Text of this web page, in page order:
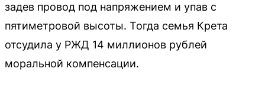
задев провод под напряжением и упав с
пятиметровой высоты. Тогда семья Крета
отсудила у РЖД 14 миллионов рублей
моральной компенсации.